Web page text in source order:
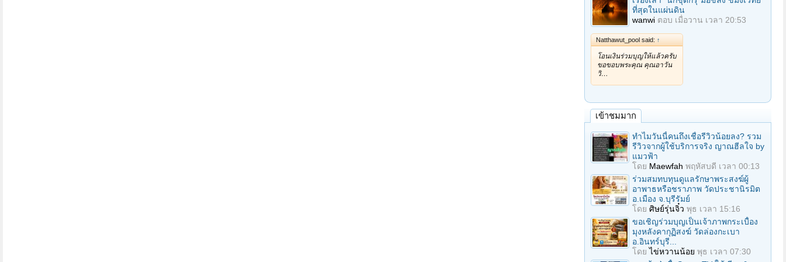
ที่สุดในแผ่นดิน
wanwi ตอบ เมื่อวาน เวลา 20:53
Natthawut_pool said: ↑
โอนเงินร่วมบุญให้แล้วครับ
ขอขอบพระคุณ คุณอาวัน
วิ…
เข้าชมมาก
ทำไมวันนี้คนถึงเชื่อรีวิวน้อยลง? รวม
รีวิวจากผู้ใช้บริการจริง ญาณฮีลใจ by
แมวฟ้า
โดย Maewfah พฤหัสบดี เวลา 00:13
ร่วมสมทบทุนดูแลรักษาพระสงฆ์ผู้
อาพาธหรือชราภาพ วัดประชานิรมิต
อ.เมือง จ.บุรีรัมย์
โดย ศิษย์รุ่นจิ๋ว พุธ เวลา 15:16
ขอเชิญร่วมบุญเป็นเจ้าภาพกระเบื้อง
มุงหลังคากุฏิสงฆ์ วัดล่องกะเบา
อ.อินทร์บุรี...
โดยไข่หวานน้อย พุธ เวลา 07:30